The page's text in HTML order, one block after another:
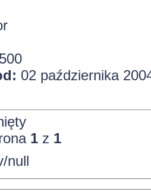
02 października
1z 1
null